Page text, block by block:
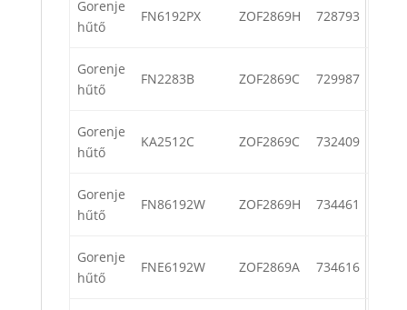
Gorenje
hűtő
FN6192PX ZOF2869H 728793
Gorenje
hűtő
FN2283B ZOF2869C 729987
Gorenje
hűtő
KA2512C ZOF2869C 732409
Gorenje
hűtő
FN86192W ZOF2869H 734461
Gorenje
hűtő
FNE6192W ZOF2869A 734616